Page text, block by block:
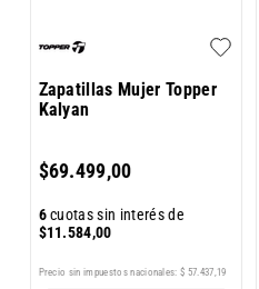
Zapatillas Mujer Topper
Kalyan
$69.499,00
6cuotas sin interés de
$11.584,00
Precio sin impuestos nacionales: $ 57 437 19